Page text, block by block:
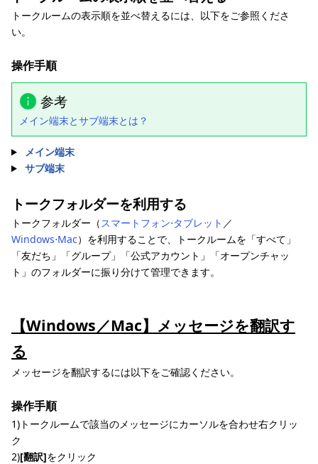
トークルームの表示順を並べ替えるには、以下をご参照くださ
い。
操作手順
参考
メイン端末とサブ端末とは？
メイン端末
サブ端末
トークフォルダーを利用する
トークフォルダー（スマートフォン⋅タブレット ／
Windows⋅Mac）を利用することで、トークルームを「すべて」
「友だち」「グループ」「公式アカウント」「オープンチャッ
ト」のフォルダーに振り分けて管理できます。
【Windows／Mac】メッセージを翻訳す
る
メッセージを翻訳するには以下をご確認ください。
操作手順
1)トークルームで該当のメッセージにカーソルを合わせ右クリッ
ク
2)[翻訳]をクリック